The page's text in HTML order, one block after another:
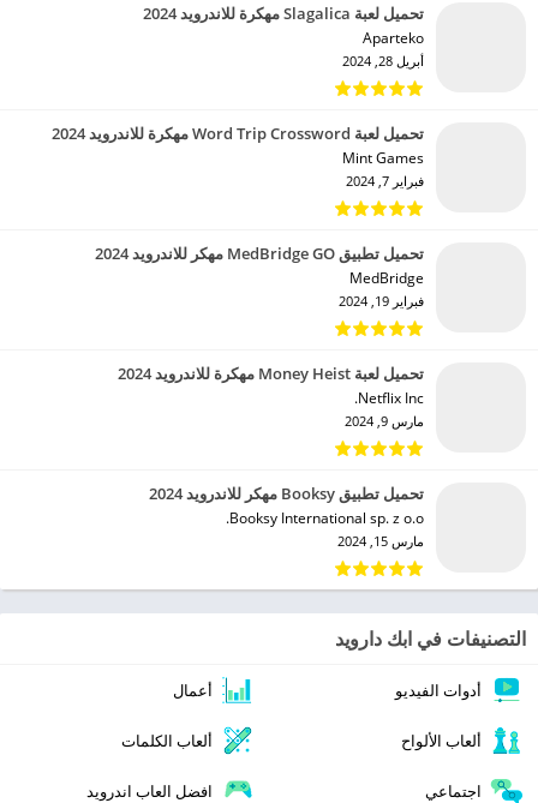
تحميل لعبة Slagalica مهكرة للاندرويد 2024
Aparteko‏
أبريل 28, 2024
تحميل لعبة Word Trip Crossword مهكرة للاندرويد 2024
Mint Games‏
فبراير 7, 2024
تحميل تطبيق MedBridge GO مهكر للاندرويد 2024
MedBridge‏
فبراير 19, 2024
تحميل لعبة Money Heist مهكرة للاندرويد 2024
Netflix Inc.‏
مارس 9, 2024
تحميل تطبيق Booksy مهكر للاندرويد 2024
Booksy International sp. z o.o.‏
مارس 15, 2024
التصنيفات في ابك دارويد
أدوات الفيديو أعمال
ألعاب الألواح ألعاب الكلمات
اجتماعي افضل العاب اندرويد